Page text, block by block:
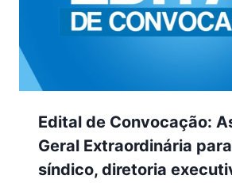
Edital de Convocação:
Geral Extraordinária
síndico, diretoria